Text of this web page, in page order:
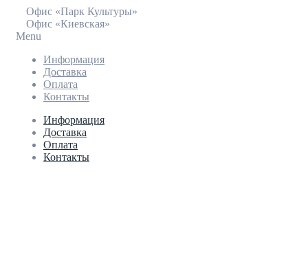
Офис «Парк Культуры»
Офис «Киевская»
Menu
Информация
Доставка
Оплата
Контакты
Информация
Доставка
Оплата
Контакты